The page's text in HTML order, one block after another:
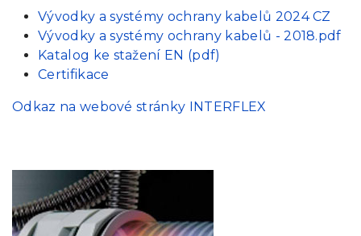
Vývodky a systémy ochrany kabelů 2024 CZ
Vývodky a systémy ochrany kabelů - 2018.pdf
Katalog ke stažení EN (pdf)
Certifikace
Odkaz na webové stránky INTERFLEX